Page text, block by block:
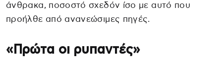
άνθρακα, ποσοστό σχεδόν ίσο με αυτό που
προήλθε από ανανεώσιμες πηγές.
«Πρώτα οι ρυπαντές»